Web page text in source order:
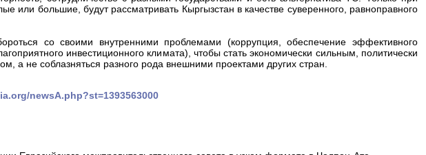
или большие, будут рассматривать Кыргызстан в качестве суверенного, равноправного
со своими внутренними проблемами (коррупция, обеспечение эффективного
инвестиционного климата), чтобы стать экономически сильным, политически
а не соблазняться разного рода внешними проектами других стран.
newsA.php?st=1393563000